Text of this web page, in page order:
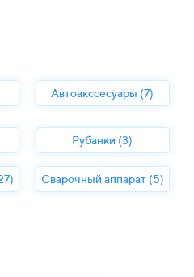
Автоакссесуары (7)
Рубанки (3)
Сварочный аппарат (5)